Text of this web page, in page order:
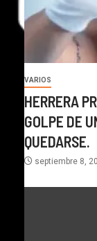
VARIOS
HERRERA
GOLPE DE
QUEDARSE.
septiembre 8,